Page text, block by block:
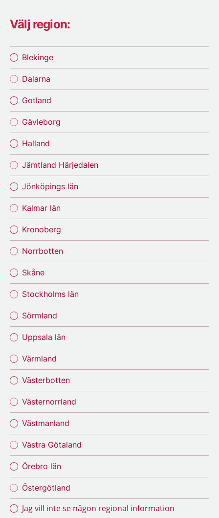
Välj region:
Blekinge
Dalarna
Gotland
Gävleborg
Halland
Jämtland Härjedalen
Jönköpings län
Kalmar län
Kronoberg
Norrbotten
Skåne
Stockholms län
Sörmland
Uppsala län
Värmland
Västerbotten
Västernorrland
Västmanland
Västra Götaland
Örebro län
Östergötland
Jag vill inte se någon regional information